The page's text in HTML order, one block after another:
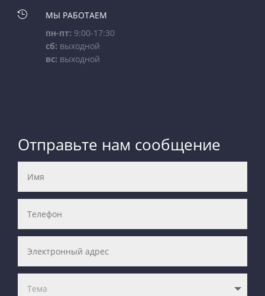

МЫ РАБОТАЕМ
пн-пт: 9:00-17:30
сб: выходной
вс: выходной
Отправьте нам сообщение